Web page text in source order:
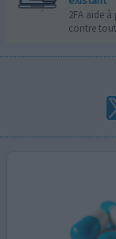
2FA aide
contre